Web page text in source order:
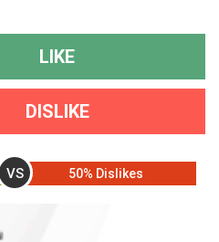
LIKE
DISLIKE
VS 50% Dislikes